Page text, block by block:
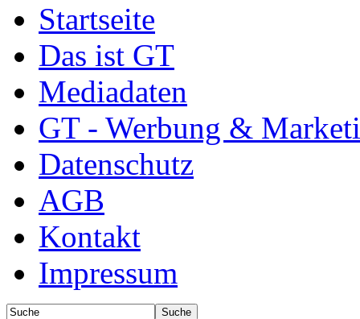
Startseite
Das ist GT
Mediadaten
GT - Werbung &
Datenschutz
AGB
Kontakt
Impressum